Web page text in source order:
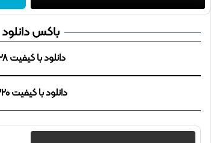
باکس دانلود
دانلود با کیفیت 128
دانلود با کیفیت 320